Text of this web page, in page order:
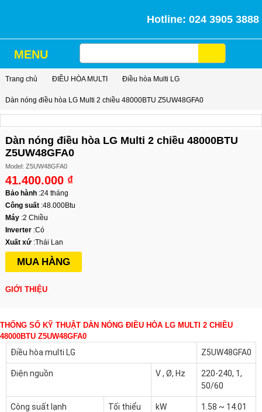
Hotline: 024 3905 3888
MENU
Trang chủ ĐIỀU HÒA MULTI Điều hòa Multi LG
Dàn nóng điều hòa LG Multi 2 chiều 48000BTU Z5UW48GFA0
Dàn nóng điều hòa LG Multi 2 chiều 48000BTU
Z5UW48GFA0
Model: Z5UW48GFA0
41.400.000 ₫
Bảo hành :24 tháng
Công suất :48.000Btu
Máy :2 Chiều
Inverter :Có
Xuất xứ :Thái Lan
MUA HÀNG
GIỚI THIỆU
THỐNG SỐ KỸ THUẬT DÀN NÓNG ĐIỀU HÒA LG MULTI 2 CHIỀU
48000BTU Z5UW48GFA0
Điều hòa multi LG Z5UW48GFA0
Điện nguồn V , Ø, Hz
220-240, 1,
50/60
Công suất Iạnh
Tối thiểu
kW
1.58 ~ 14.01